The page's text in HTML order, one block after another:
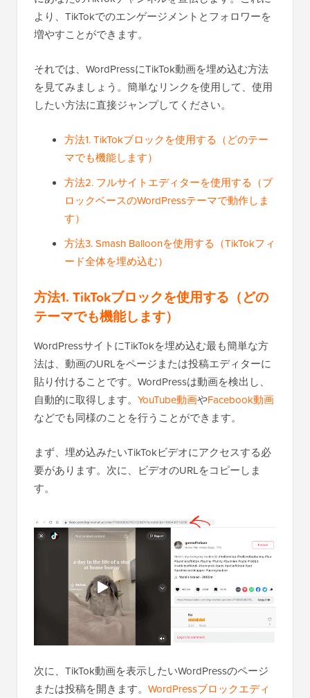
より、TikTokでのエンゲージメントとフォロワーを
増やすことができます。
それでは、WordPressにTikTok動画を埋め込む方法
を見てみましょう。簡単なリンクを使用して、使用
したい方法に直接ジャンプしてください。
方法1. TikTokブロックを使用する（どのテー
マでも機能します）
方法2. フルサイトエディターを使用する（ブ
ロックベースのWordPressテーマで動作しま
す）
方法3. Smash Balloonを使用する（TikTokフィ
ード全体を埋め込む）
方法1. TikTokブロックを使用する（どの
テーマでも機能します）
WordPressサイトにTikTokを埋め込む最も簡単な方
法は、動画のURLをページまたは投稿エディターに
貼り付けることです。WordPressは動画を検出し、
自動的に取得します。 YouTube動画やFacebook動画
などでも同様のことを行うことができます。
まず、埋め込みたいTikTokビデオにアクセスする必
要があります。次に、ビデオのURLをコピーしま
す。
次に、TikTok動画を表示したいWordPressのページ
または投稿を開きます。 WordPressブロックエディ